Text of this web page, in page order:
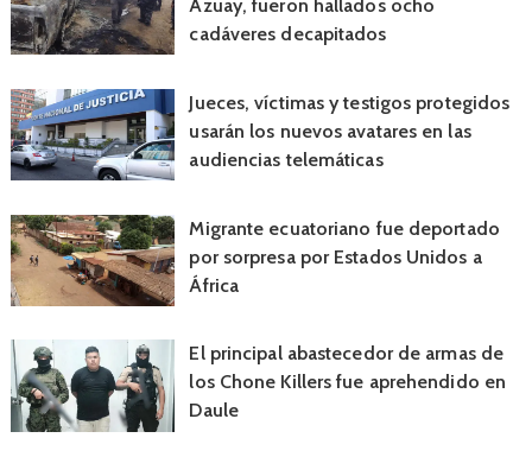
Azuay, fueron hallados ocho
cadáveres decapitados
Jueces, víctimas y testigos protegidos
usarán los nuevos avatares en las
audiencias telemáticas
Migrante ecuatoriano fue deportado
por sorpresa por Estados Unidos a
África
El principal abastecedor de armas de
los Chone Killers fue aprehendido en
Daule